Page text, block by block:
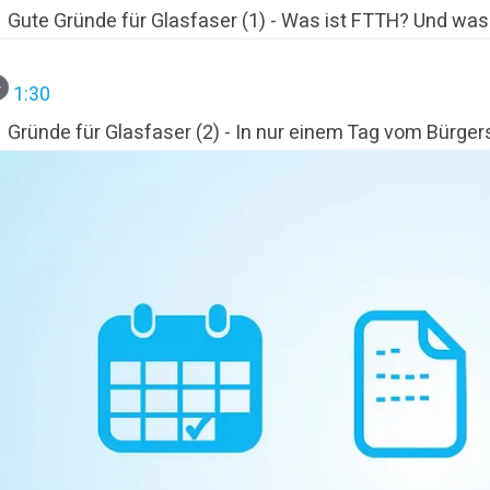
Gute Gründe für Glasfaser (1) - Was ist FTTH? Und
1:30
Gründe für Glasfaser (2) - In nur einem Tag vom